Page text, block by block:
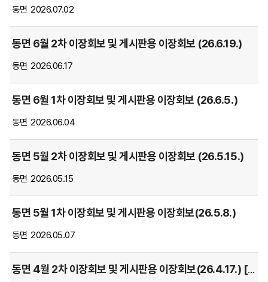
호,
목,
파
일,
당
부
서,
작
성
조
회
항
별
순
서
동면 2026.07.02
동면 6월 2차 이장회보 및 게시판용 이장회보 (26.6.19.)
동면 2026.06.17
동면 6월 1차 이장회보 및 게시판용 이장회보 (26.6.5.)
동면 2026.06.04
동면 5월 2차 이장회보 및 게시판용 이장회보 (26.5.15.)
동면 2026.05.15
동면 5월 1차 이장회보 및 게시판용 이장회보(26.5.8.)
동면 2026.05.07
동면 4월 2차 이장회보 및 게시판용 이장회보(26.4.17.) [수정]